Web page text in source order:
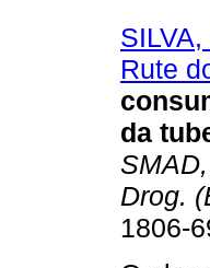
Rute
da
Drog.
1806-